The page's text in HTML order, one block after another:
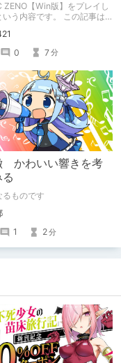
ZENO【Win版】をプレイし
いう内容です。 この記事は
リエイターズ記事です。
0 7分
かわいい響きを考
る
るものです
1 2分